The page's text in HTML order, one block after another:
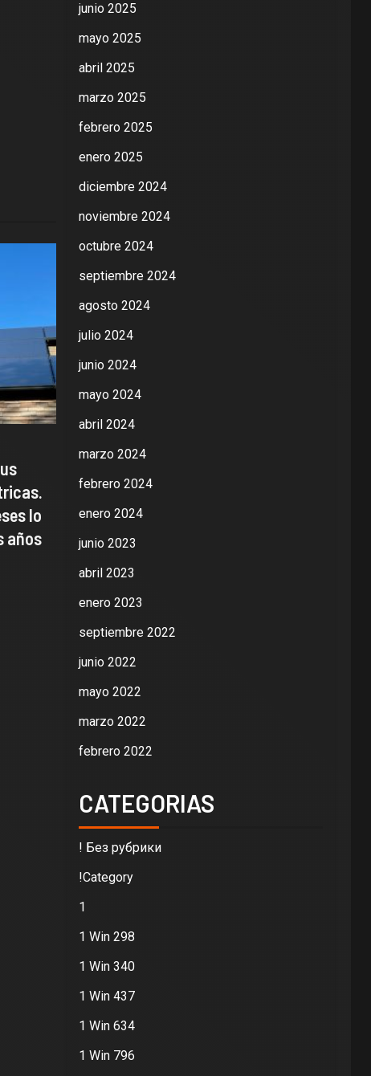
lo
años
junio 2025
mayo 2025
abril 2025
marzo 2025
febrero 2025
enero 2025
diciembre 2024
noviembre 2024
octubre 2024
septiembre 2024
agosto 2024
julio 2024
junio 2024
mayo 2024
abril 2024
marzo 2024
febrero 2024
enero 2024
junio 2023
abril 2023
enero 2023
septiembre 2022
junio 2022
mayo 2022
marzo 2022
febrero 2022
CATEGORIAS
! Без рубрики
!Category
1
1 Win 298
1 Win 340
1 Win 437
1 Win 634
1 Win 796